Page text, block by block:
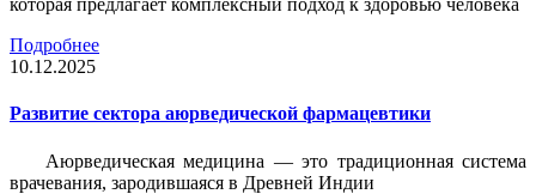
которая предлагает комплексный подход к здоровью человека
Подробнее
10.12.2025
Развитие сектора аюрведической фармацевтики
Аюрведическая медицина — это традиционная система
врачевания, зародившаяся в Древней Индии